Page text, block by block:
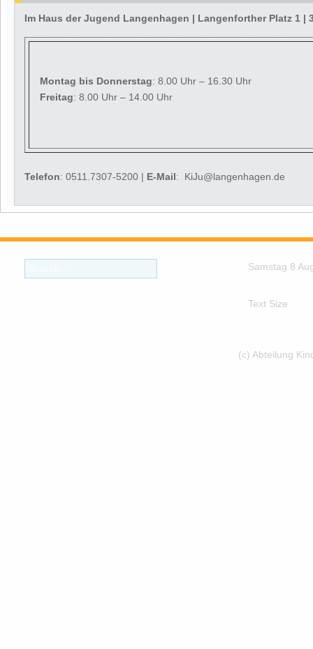
Im Haus der Jugend Langenhagen | Langenforther Platz 1 |
Montag bis Donnerstag: 8.00 Uhr – 16.30 Uhr
Freitag: 8.00 Uhr – 14.00 Uhr
Telefon: 0511.7307-5200 | E-Mail: KiJu@langenhagen.de
Samstag 8
Text Size
(c) Abteilung